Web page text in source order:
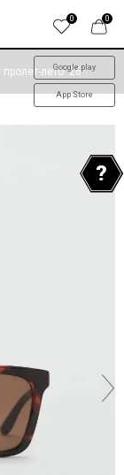
0
0
Google play
App Store
лето '26